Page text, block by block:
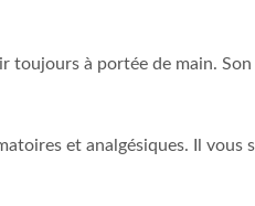
toujours à portée de main.
et analgésiques. Il vous